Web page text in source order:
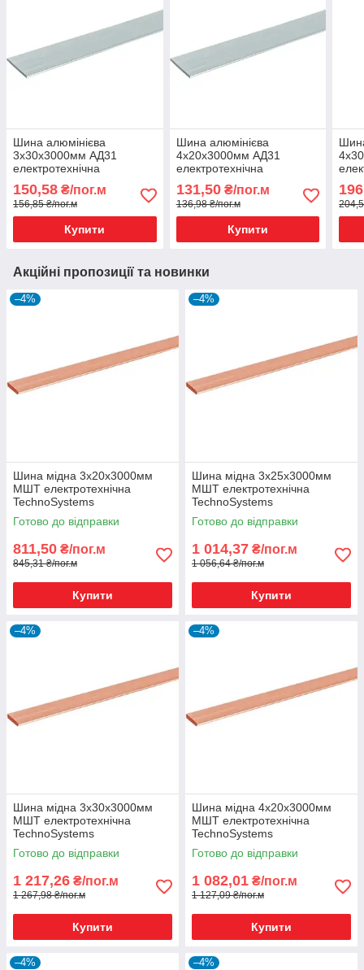
Шина алюмінієва
3х30х3000мм АД31
електротехнічна
TechnoSystems
150,58 ₴/пог.м
156,85 ₴/пог.м
Купити
Шина алюмінієва
4х20х3000мм АД31
електротехнічна
TechnoSystems
131,50₴/пог.м
136,98 ₴/пог.м
Купити
Акційні пропозиції та новинки
–4%
Шина мідна 3х20х3000мм
МШТ електротехнічна
TechnoSystems
Готово до відправки
811,50 ₴/пог.м
845,31 ₴/пог.м
Купити
–4%
Шина мідна 3х25х3000мм
МШТ електротехнічна
TechnoSystems
Готово до відправки
1 014,37 ₴/пог.м
1 056,64 ₴/пог.м
Купити
–4%
Шина мідна 3х30х3000мм
МШТ електротехнічна
TechnoSystems
Готово до відправки
1 217,26 ₴/пог.м
1 267,98 ₴/пог.м
Купити
–4%
Шина мідна 4х20х3000мм
МШТ електротехнічна
TechnoSystems
Готово до відправки
1 082,01 ₴/пог.м
1 127,09 ₴/пог.м
Купити
–4% –4%